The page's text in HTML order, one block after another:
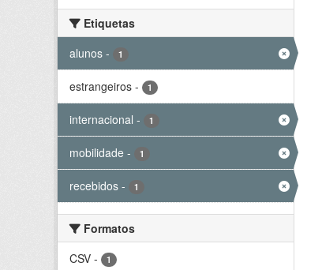
Etiquetas
alunos - 1
estrangeiros - 1
internacional - 1
mobilidade - 1
recebidos - 1
Formatos
CSV - 1